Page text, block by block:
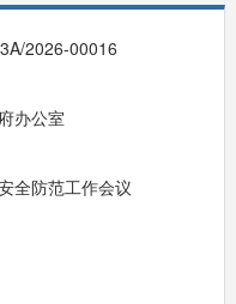
2026-00016
办公室
全防范工作会议